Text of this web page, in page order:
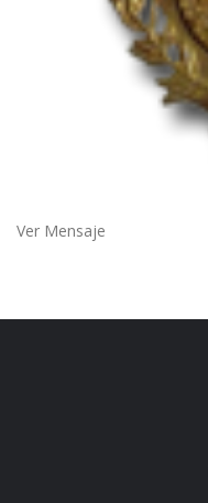
Ver Mensaje